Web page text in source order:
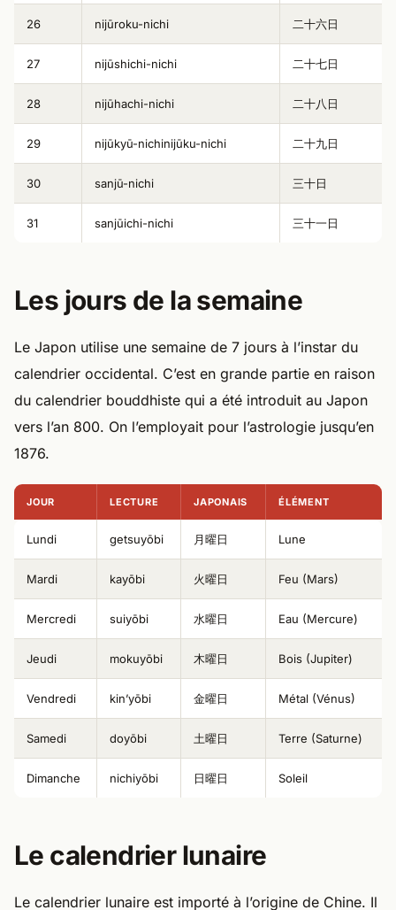
26 nijūroku-nichi 二十六日
27 nijūshichi-nichi 二十七日
28 nijūhachi-nichi 二十八日
29 nijūkyū-nichinijūku-nichi 二十九日
30 sanjū-nichi 三十日
31 sanjūichi-nichi 三十一日
Les jours de la semaine
Le Japon utilise une semaine de 7 jours à l’instar du
calendrier occidental. C’est en grande partie en raison
du calendrier bouddhiste qui a été introduit au Japon
vers l’an 800. On l’employait pour l’astrologie jusqu’en
1876.
JOUR LECTURE JAPONAIS ÉLÉMENT
Lundi getsuyōbi 月曜日 Lune
Mardi kayōbi 火曜日 Feu (Mars)
Mercredi suiyōbi 水曜日 Eau (Mercure)
Jeudi mokuyōbi 木曜日 Bois (Jupiter)
Vendredi kin’yōbi 金曜日 Métal (Vénus)
Samedi doyōbi 土曜日 Terre (Saturne)
Dimanche nichiyōbi 日曜日 Soleil
Le calendrier lunaire
Le calendrier lunaire est importé à l’origine de Chine. Il